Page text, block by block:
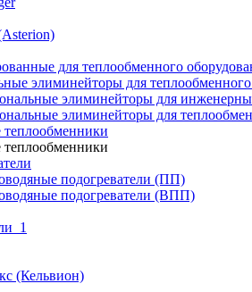
для теплообменного
элиминейторы для
элиминейторы для
элиминейторы для
подогреватели (ПП)
подогреватели (ВПП)
(Кельвион)